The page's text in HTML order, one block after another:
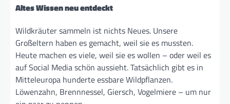
Altes Wissen neu entdeckt
Wildkräuter sammeln ist nichts Neues. Unsere
Großeltern haben es gemacht, weil sie es mussten.
Heute machen es viele, weil sie es wollen – oder weil es
auf Social Media schön aussieht. Tatsächlich gibt es in
Mitteleuropa hunderte essbare Wildpflanzen.
Löwenzahn, Brennnessel, Giersch, Vogelmiere – um nur